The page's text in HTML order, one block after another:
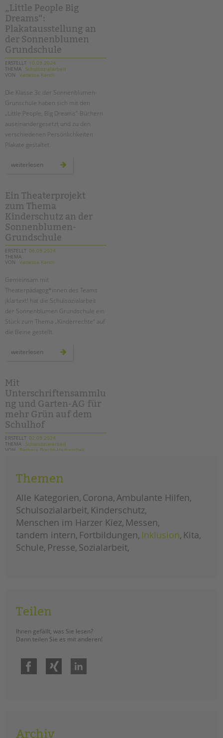
Impressum
Datenschutz
Hinweisgebersystem
Intranet
„Little People Big
Dreams“:
Plakatausstellung an
der Sonnenblumen
Grundschule
ERSTELLT 10.09.2024
THEMA Schulsozialarbeit
VON
Vanessa Karch
Die Klasse 3c der Sonnenblumen-
Grunschule haben sich mit den
„Little People, Big Dreams"-Büchern
auseinandergesetzt und zu den
verschiedenen Persönlichkeiten
Plakate gestaltet.
weiterlesen
an
der
sonnenblumen
grundschule
Ein Theaterprojekt
zum Thema
Kinderschutz an der
Sonnenblumen-
Grundschule
ERSTELLT 06.09.2024
THEMA
VON
Vanessa Karch
Gemeinsam mit
Theaterpädagog*innen des Teams
¡klartext! hat die Schulsozialarbeit
der Sonnenblumen Grundschule ein
Stück zum Thema „Kinderrechte“ auf
die Beine gestellt.
weiterlesen
theaterprojekt
sonnenblumen-
grundschule
Mit
Unterschriftensammlu
ng und Garten-AG für
mehr Grün auf dem
Schulhof
ERSTELLT 02.09.2024
THEMA Schulsozialarbeit
VON
Barbara Brecht-Hadraschek
auf dem Schulgelände der
Grünflächenamt abgeholzt wurde,
regte sich in der Schulgemeinschaft
konstruktiver Widerstand.
weiterlesen mit
unterschriftensammlung
und
Themen
Alle Kategorien Corona Ambulante Hilfen
Schulsozialarbeit Kinderschutz
Menschen im Harzer Kiez Messen
tandem intern Fortbildungen Inklusion Kita
Schule Presse Sozialarbeit
Teilen
Ihnen gefällt, was Sie lesen?
Dann teilen Sie es mit anderen!
Facebook Xing
Archiv